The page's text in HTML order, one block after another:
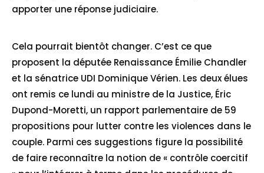
apporter une réponse judiciaire.
Cela pourrait bientôt changer. C’est ce que
proposent la députée Renaissance Émilie Chandler
et la sénatrice UDI Dominique Vérien. Les deux élues
ont remis ce lundi au ministre de la Justice, Éric
Dupond-Moretti, un rapport parlementaire de 59
propositions pour lutter contre les violences dans le
couple. Parmi ces suggestions figure la possibilité
de faire reconnaître la notion de « contrôle coercitif